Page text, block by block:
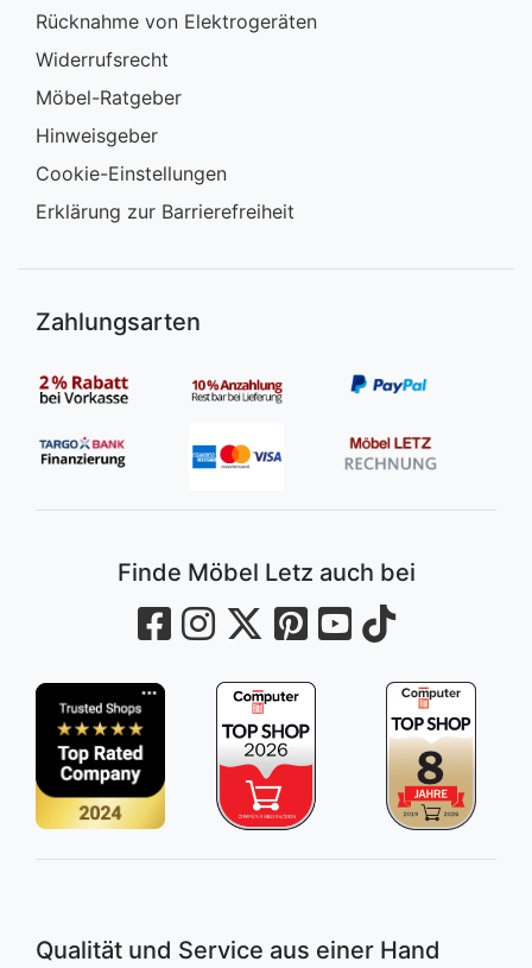
Rücknahme von Elektrogeräten
Widerrufsrecht
Möbel-Ratgeber
Hinweisgeber
Cookie-Einstellungen
Erklärung zur Barrierefreiheit
Zahlungsarten
Finde Möbel Letz auch bei
Qualität und Service aus einer Hand